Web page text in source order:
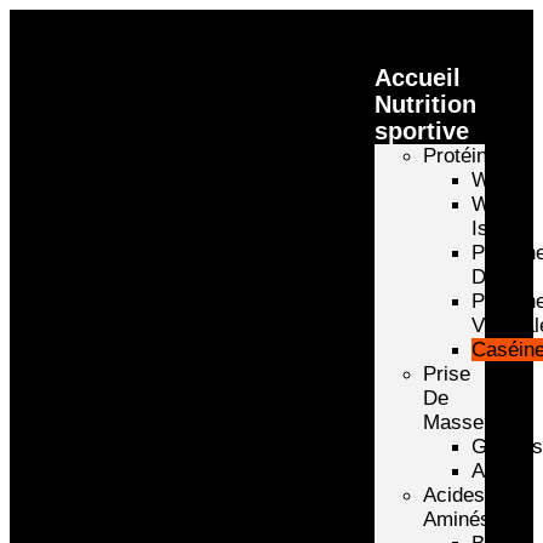
Accueil
Nutrition
sportive
Protéines
Whey
Whey
Isolate
D’oeuf
Prise
De
Masse
Gainers
Autre
Acides
Aminés